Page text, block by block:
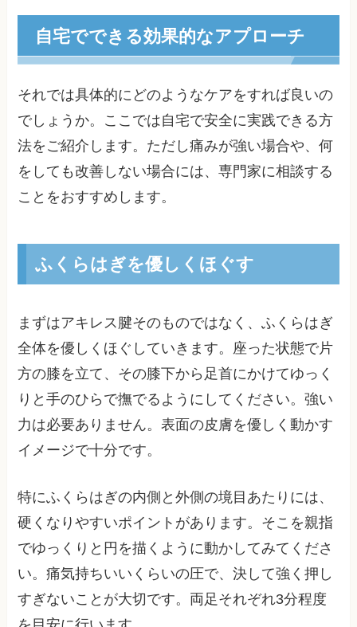
自宅でできる効果的なアプローチ
それでは具体的にどのようなケアをすれば良いの
でしょうか。ここでは自宅で安全に実践できる方
法をご紹介します。ただし痛みが強い場合や、何
をしても改善しない場合には、専門家に相談する
ことをおすすめします。
ふくらはぎを優しくほぐす
まずはアキレス腱そのものではなく、ふくらはぎ
全体を優しくほぐしていきます。座った状態で片
方の膝を立て、その膝下から足首にかけてゆっく
りと手のひらで撫でるようにしてください。強い
力は必要ありません。表面の皮膚を優しく動かす
イメージで十分です。
特にふくらはぎの内側と外側の境目あたりには、
硬くなりやすいポイントがあります。そこを親指
でゆっくりと円を描くように動かしてみてくださ
い。痛気持ちいいくらいの圧で、決して強く押し
すぎないことが大切です。両足それぞれ3分程度